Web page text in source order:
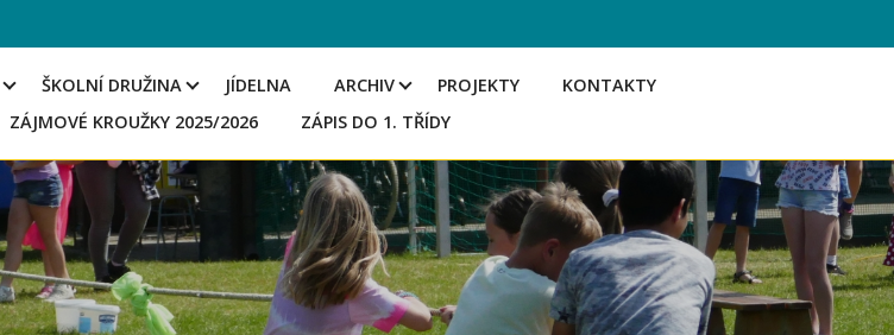
ŠKOLNÍ DRUŽINA JÍDELNA ARCHIV PROJEKTY
KONTAKTY
ZÁJMOVÉ KROUŽKY 2025/2026 ZÁPIS DO 1. TŘÍDY